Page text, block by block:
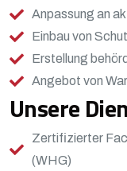
Anpassung an
Einbau von
Erstellung
Angebot von
Unsere
Zertifizierter
(WHG)